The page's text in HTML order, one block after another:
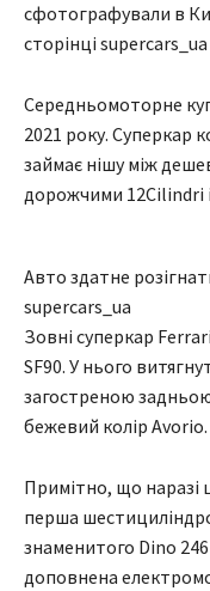
сфотографували в
сторінці
Середньомоторне
2021 року. Суперкар
займає нішу між
дорожчими 12Cilindri і
Авто здатне
supercars_ua
Зовні суперкар
SF90. У нього
загостреною
бежевий колір Avorio.
Примітно, що наразі
перша
знаменитого Dino
доповнена